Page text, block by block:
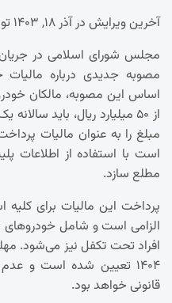
آخرین ویرایش در آذر ۱۸, ۱۴۰۳ توسط
مصوبه جدیدی درباره
اساس این مصوبه، مالکان
از ۵۰ میلیارد ریال، باید
مبلغ را به عنوان مالیات
است با استفاده از اطلاعات
مطلع سازد.
پرداخت این مالیات برای
افراد تحت تکفل نیز می‌شود.
۱۴۰۴ تعیین شده است و
قانونی خواهد بود.